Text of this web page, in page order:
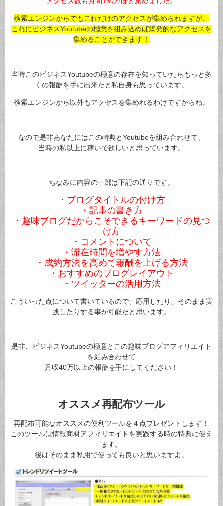
検索エンジンからでもこれだけのアクセスが集められますが、
これにビジネスYoutubeの極意を組み込めば爆発的なアクセスを
集めることができます！
当時このビジネスYoutubeの極意の存在を知っていたらもっと多
くの報酬を手に出来たと私自身も思っています。
検索エンジンから以外もアクセスを集めれるわけですからね。
なので是非あなたにはこの特典とYoutubeを組み合わせて、
当時の私以上に稼いで欲しいと思っています。
ちなみに内容の一部は下記の通りです。
・ブログタイトルの付け方
・記事の書き方
・趣味ブログだからこそできるキーワードの見つ
け方
・コメントについて
・滞在時間を増やす方法
・成約方法を高めて報酬を上げる方法
・おすすめのブログレイアウト
・ツイッターの活用方法
こういった点について書いているので、応用したり、そのまま実
践したりする事が可能だと思います。
是非、ビジネスYoutubeの極意とこの趣味ブログアフィリエイト
を組み合わせて
月収40万以上の報酬を手にしてください！
オススメ再配布ツール
再配布可能なオススメの便利ツールを４点プレゼントします！
このツールは情報商材アフィリエイトを実践する時の特典に使え
ます。
後はそのまま私用で使っても良いと思いますよ。